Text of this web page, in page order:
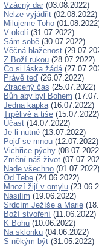
Vzácný dar (03.08.2022)
Nelze vyjádřit (02.08.2022)
Milujeme Toho
V okolí (31.07.2022)
Sám sobě (30.07.2022)
Věčná blaženost
Z Boží rukou (28.07.2022)
Co si láska žádá
Právě teď (26.07.2022)
Ztracený čas (25.07.2022)
Bůh aby byl Bohem
Jedna kapka(16.07.2022)
Trpělivě a tiše (15.07.2022)
Účast (14.07.2022)
Je-li nutné (13.07.2022)
Pojď se mnou (12.07.2022)
Vichřice pýchy
Změní náš život
Nade všechno (01.07.2022)
Od Tebe (24.06.2022)
Mnozí žijí v omylu
Násilím (19.06.2022)
Srdcím Ježíše a Marie
Boží stvoření (11.06.2022)
K Bohu (10.06.2022)
Na sklonku (04.06.2022)
S někým být (31.05.2022)